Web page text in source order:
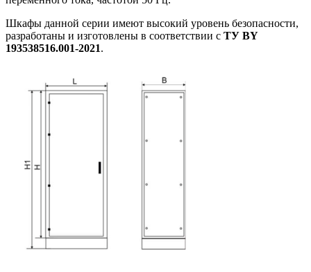
Шкафы данной серии имеют высокий уровень безопасности,
разработаны и изготовлены в соответствии с ТУ BY
193538516.001-2021.